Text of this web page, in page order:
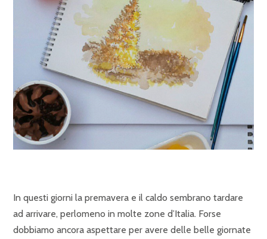
In questi giorni la premavera e il caldo sembrano tardare
ad arrivare, perlomeno in molte zone d’Italia. Forse
dobbiamo ancora aspettare per avere delle belle giornate